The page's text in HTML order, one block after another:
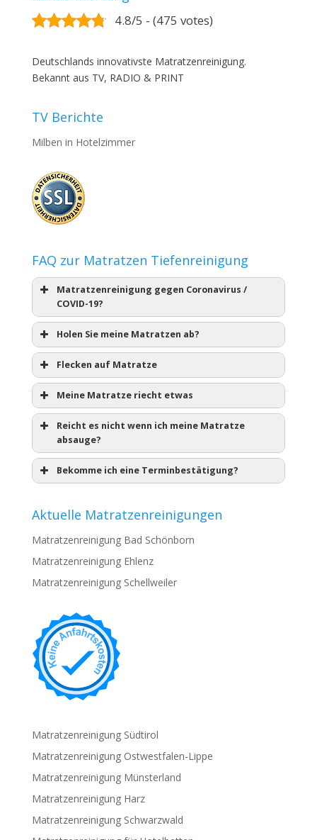
4.8/5 - (475 votes)
Deutschlands innovativste Matratzenreinigung.
Bekannt aus TV, RADIO & PRINT
TV Berichte
Milben in Hotelzimmer
FAQ zur Matratzen Tiefenreinigung
Matratzenreinigung gegen Coronavirus /
COVID-19?
Holen Sie meine Matratzen ab?
Flecken auf Matratze
Meine Matratze riecht etwas
Reicht es nicht wenn ich meine Matratze
absauge?
Bekomme ich eine Terminbestätigung?
Aktuelle Matratzenreinigungen
Matratzenreinigung Bad Schönborn
Matratzenreinigung Ehlenz
Matratzenreinigung Schellweiler
Matratzenreinigung Südtirol
Matratzenreinigung Ostwestfalen-Lippe
Matratzenreinigung Münsterland
Matratzenreinigung Harz
Matratzenreinigung Schwarzwald